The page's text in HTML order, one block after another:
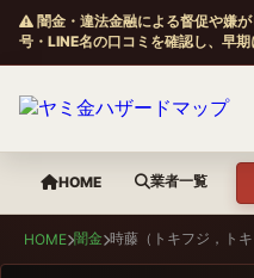
闇金・違法金融による督促や嫌
号・LINE名の口コミを確認し、早期
HOME 業者一覧
HOME 闇金 時藤（トキフジ，トキ